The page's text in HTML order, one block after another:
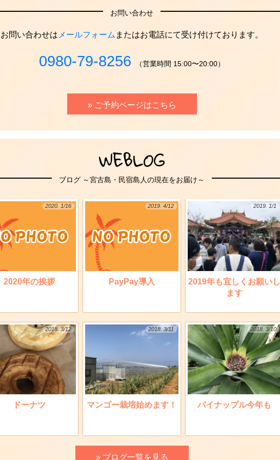
お問い合わせ
お問い合わせはメールフォームまたはお電話にて受け付けております。
0980-79-8256 （営業時間 15:00〜20:00）
» ご予約ページはこちら
WEBLOG
ブログ ～宮古島・民宿島人の現在をお届け～
2020. 1/16
2020年の挨拶
2019. 4/12
PayPay導入
2019. 1/1
2019年も宜しくお願いし
ます
2018. 3/12
ドーナツ
2018. 3/11
マンゴー栽培始めます！
2018. 3/10
パイナップル今年も
» ブログ一覧を見る